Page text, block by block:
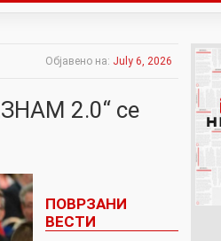
Објавено на: July 6, 2026
2.0“ се
ПОВРЗАНИ
ВЕСТИ